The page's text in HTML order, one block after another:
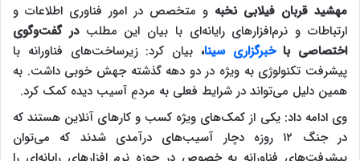
مهشید قربان فیلابی نخبه و متخصص در امور فناوری اطلاعات و
ارتباطات و نرم‌افزارهای رایانه‌ای با بیان این مطلب
در گفت‌‎و‌گوی
اختصاصی باخبرگزاری سینا، بیان کرد: زیرساخت‌های فناورانه با
پیشرفت تکنولوژی به ویژه در دو دهه گذشته جهش خوبی داشت. به
همین دلیل می‌تواند در شرایط فعلی به مردمِ آسیب دیده کمک کرد.
وی ادامه داد: یکی از کمک‌های ویژه کسب و کارهای آنلاین هستند که
در جنگ ۱۲ روزه دچار آسیب‌های درآمدی شدند که می‌توان